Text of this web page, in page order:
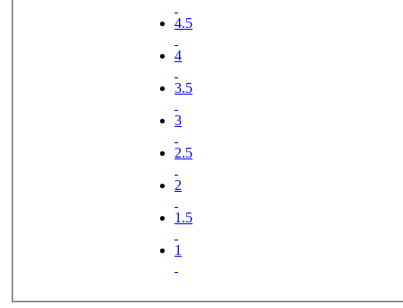
4.5
4
3.5
3
2.5
2
1.5
1